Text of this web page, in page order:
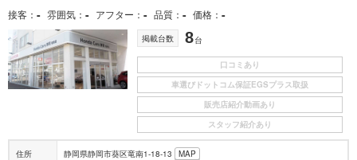
接客 - 雰囲気 - アフター - 品質 - 価格 -
掲載台数 8台
口コミあり
車選びドットコム保証EGSプラス取扱
販売店紹介動画あり
スタッフ紹介あり
住所 静岡県静岡市葵区竜南1-18-13 MAP